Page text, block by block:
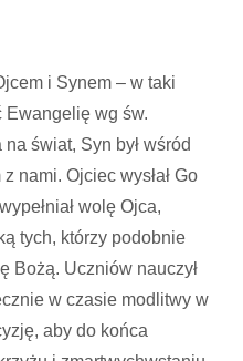
i Synem – w taki
Ewangelię wg św.
na świat, Syn był wśród
nami. Ojciec wysłał Go
wolę Ojca,
tych, którzy podobnie
Bożą. Uczniów nauczył
w czasie modlitwy w
aby do końca